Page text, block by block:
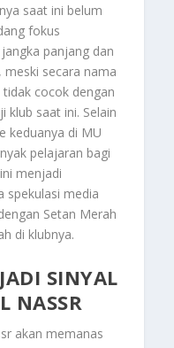
saat ini belum
fokus
panjang dan
meski secara nama
cocok dengan
klub saat ini. Selain
keduanya di MU
pelajaran bagi
menjadi
spekulasi media
Setan Merah
di klubnya.
SINYAL
NASSR
akan memanas